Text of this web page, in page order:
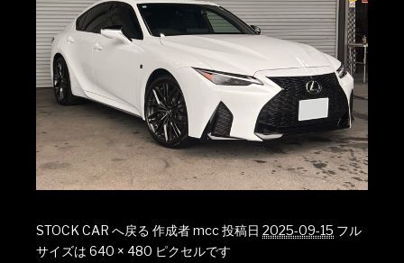
STOCK CAR へ戻る 作成者mcc投稿日 2025-09-15 フル
サイズは 640 × 480 ピクセルです